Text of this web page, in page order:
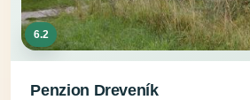
6.2
Penzion Dreveník